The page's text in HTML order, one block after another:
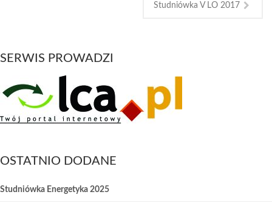
Studniówka V LO 2017
SERWIS PROWADZI
OSTATNIO DODANE
Studniówka Energetyka 2025